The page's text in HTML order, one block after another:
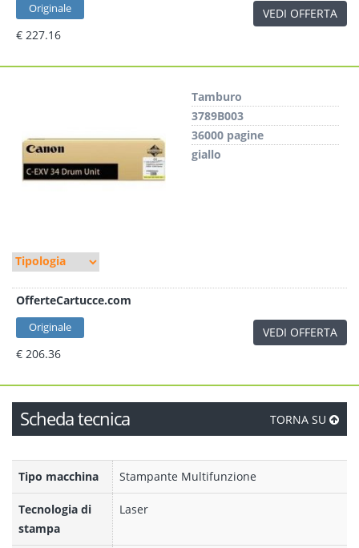
Originale
€ 227.16
VEDI OFFERTA
Tamburo
3789B003
36000 pagine
giallo
OfferteCartucce.com
Originale
€ 206.36
VEDI OFFERTA
Scheda tecnica TORNA SU
Tipo macchina Stampante Multifunzione
Tecnologia di
stampa
Laser